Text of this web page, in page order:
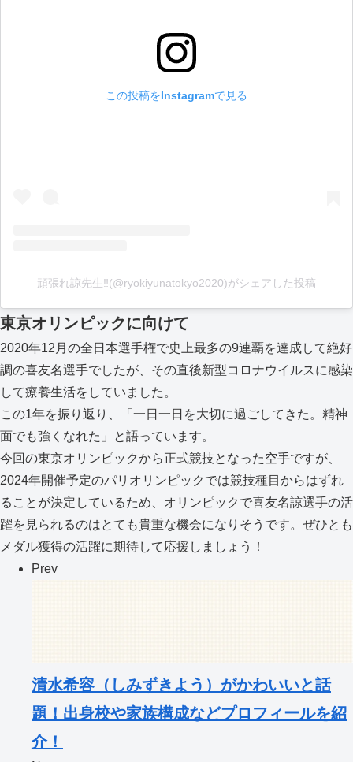
この投稿をInstagramで見る
頑張れ諒先生‼️(@ryokiyunatokyo2020)がシェアした投稿
東京オリンピックに向けて
2020年12月の全日本選手権で史上最多の9連覇を達成して絶好
調の喜友名選手でしたが、その直後新型コロナウイルスに感染
して療養生活をしていました。
この1年を振り返り、「一日一日を大切に過ごしてきた。精神
面でも強くなれた」と語っています。
今回の東京オリンピックから正式競技となった空手ですが、
2024年開催予定のパリオリンピックでは競技種目からはずれ
ることが決定しているため、オリンピックで喜友名諒選手の活
躍を見られるのはとても貴重な機会になりそうです。ぜひとも
メダル獲得の活躍に期待して応援しましょう！
Prev
清水希容（しみずきよう）がかわいいと話
題！出身校や家族構成などプロフィールを紹
介！